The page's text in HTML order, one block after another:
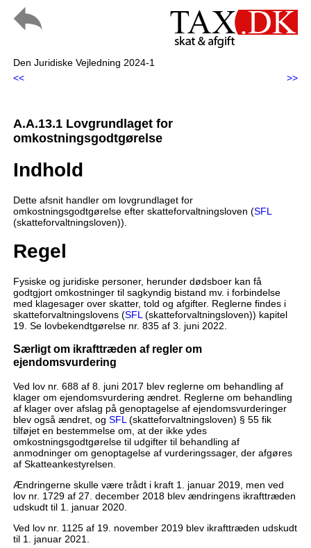
Den Juridiske Vejledning 2024-1
<<
>>
A.A.13.1 Lovgrundlaget for
omkostningsgodtgørelse
Indhold
Dette afsnit handler om lovgrundlaget for
omkostningsgodtgørelse efter skatteforvaltningsloven (SFL
(skatteforvaltningsloven)).
Regel
Fysiske og juridiske personer, herunder dødsboer kan få
godtgjort omkostninger til sagkyndig bistand mv. i forbindelse
med klagesager over skatter, told og afgifter. Reglerne findes i
skatteforvaltningslovens (SFL (skatteforvaltningsloven)) kapitel
19. Se lovbekendtgørelse nr. 835 af 3. juni 2022.
Særligt om ikrafttræden af regler om
ejendomsvurdering
Ved lov nr. 688 af 8. juni 2017 blev reglerne om behandling af
klager om ejendomsvurdering ændret. Reglerne om behandling
af klager over afslag på genoptagelse af ejendomsvurderinger
blev også ændret, og SFL (skatteforvaltningsloven) § 55 fik
tilføjet en bestemmelse om, at der ikke ydes
omkostningsgodtgørelse til udgifter til behandling af
anmodninger om genoptagelse af vurderingssager, der afgøres
af Skatteankestyrelsen.
Ændringerne skulle være trådt i kraft 1. januar 2019, men ved
lov nr. 1729 af 27. december 2018 blev ændringens ikrafttræden
udskudt til 1. januar 2020.
Ved lov nr. 1125 af 19. november 2019 blev ikrafttræden udskudt
til 1. januar 2021.